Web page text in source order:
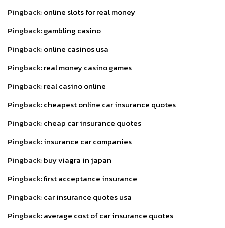
Pingback:online slots for real money
Pingback:gambling casino
Pingback:online casinos usa
Pingback:real money casino games
Pingback:real casino online
Pingback:cheapest online car insurance quotes
Pingback:cheap car insurance quotes
Pingback:insurance car companies
Pingback:buy viagra in japan
Pingback:first acceptance insurance
Pingback:car insurance quotes usa
Pingback:average cost of car insurance quotes